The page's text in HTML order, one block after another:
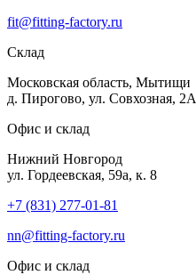
fit@fitting-factory.ru
Склад
Московская область, Мытищи
д. Пирогово, ул. Совхозная, 2А
Офис и склад
Нижний Новгород
ул. Гордеевская, 59а, к. 8
+7 (831) 277-01-81
nn@fitting-factory.ru
Офис и склад